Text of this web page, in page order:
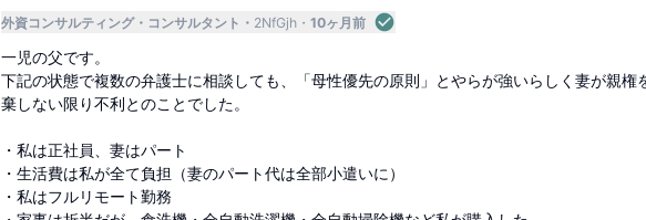
外資コンサルティング コンサルタント 2NfGjh 10ヶ月前
一児の父です。
下記の状態で複数の弁護士に相談しても、「母性優先の原則」とやらが強いらしく妻が親権
棄しない限り不利とのことでした。
・私は正社員、妻はパート
・生活費は私が全て負担（妻のパート代は全部小遣いに）
・私はフルリモート勤務